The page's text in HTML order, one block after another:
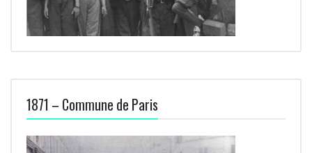
1871 – Commune de Paris